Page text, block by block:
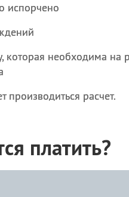
испорчено
которая необходима на
производиться расчет.
платить?